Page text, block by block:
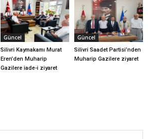
Güncel
Silivri Kaymakamı Murat
Eren’den Muharip
Gazilere iade-i ziyaret
Güncel
Silivri Saadet Partisi’nden
Muharip Gazilere ziyaret